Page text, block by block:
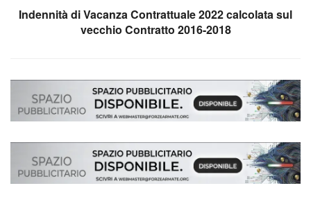
Indennità di Vacanza Contrattuale 2022 calcolata sul
vecchio Contratto 2016-2018